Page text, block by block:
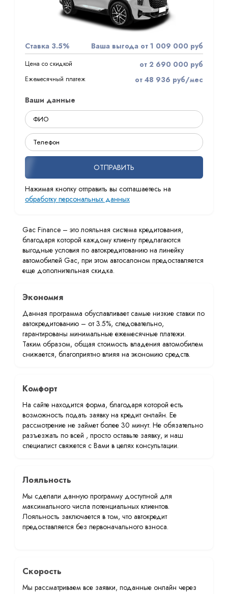
Ставка 3.5% Ваша выгода от 1 009 000 руб
Цена со скидкой от 2 690 000 руб
Ежемесячный платеж
от 48 936 руб/мес
Ваши данные
ОТПРАВИТЬ
Нажимая кнопку отправить вы соглашаетесь на
обработку персональных данных
Gac Finance – это лояльная система кредитования,
благодаря которой каждому клиенту предлагаются
выгодные условия по автокредитованию на линейку
автомобилей Gac, при этом автосалоном предоставляется
еще дополнительная скидка.
Экономия
Данная программа обуславливает самые низкие ставки по
автокредитованию – от 3.5%, следовательно,
гарантированы минимальные ежемесячные платежи.
Таким образом, общая стоимость владения автомобилем
снижается, благоприятно влияя на экономию средств.
Комфорт
На сайте находится форма, благодаря которой есть
возможность подать заявку на кредит онлайн. Ее
рассмотрение не займет более 30 минут. Не обязательно
разъезжать по всей , просто оставьте заявку, и наш
специалист свяжется с Вами в целях консультации.
Лояльность
Мы сделали данную программу доступной для
максимального числа потенциальных клиентов.
Лояльность заключается в том, что автокредит
предоставляется без первоначального взноса.
Скорость
Мы рассматриваем все заявки, поданные онлайн через